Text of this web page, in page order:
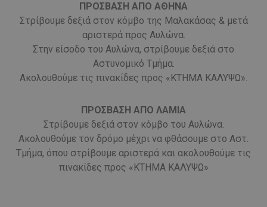
ΠΡΟΣΒΑΣΗ ΑΠΟ ΑΘΗΝΑ
Στρίβουμε δεξιά στον κόμβο της Μαλακάσας & μετά
αριστερά προς Αυλώνα.
Στην είσοδο του Αυλώνα, στρίβουμε δεξιά στο
Αστυνομικό Τμήμα.
Ακολουθούμε τις πινακίδες προς «ΚΤΗΜΑ ΚΑΛΥΨΩ».
ΠΡΟΣΒΑΣΗ ΑΠΟ ΛΑΜΙΑ
Στρίβουμε δεξιά στον κόμβο του Αυλώνα.
Ακολουθούμε τον δρόμο μέχρι να φθάσουμε στο Αστ.
Τμήμα, όπου στρίβουμε αριστερά και ακολουθούμε τις
πινακίδες προς «ΚΤΗΜΑ ΚΑΛΥΨΩ»